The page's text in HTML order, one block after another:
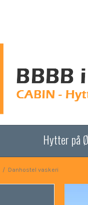
Hytter på
/ Danhostel vaskeri